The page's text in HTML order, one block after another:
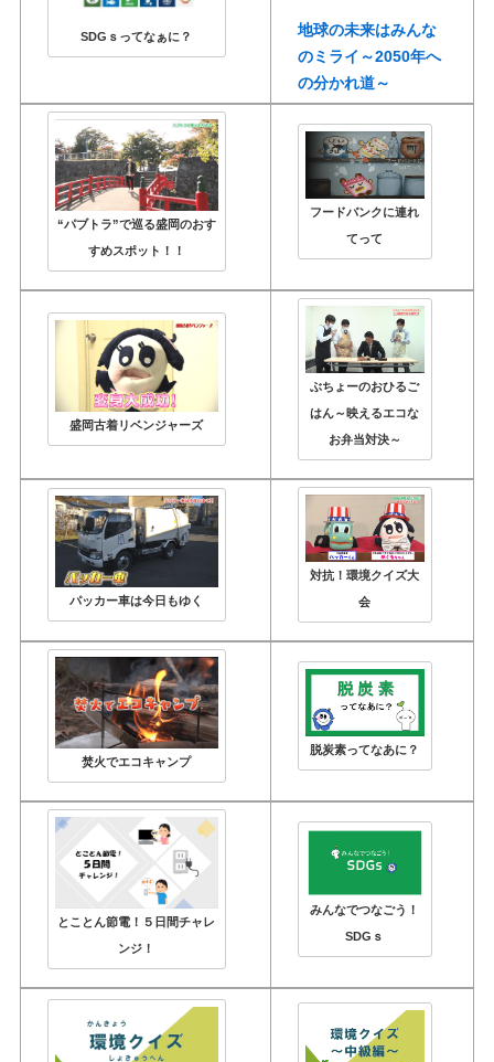
SDGｓってなぁに？
地球の未来はみんな
のミライ～2050年へ
の分かれ道～
“パブトラ”で巡る盛岡のおす
すめスポット！！
フードバンクに連れ
てって
盛岡古着リベンジャーズ
ぶちょーのおひるご
はん～映えるエコな
お弁当対決～
パッカー車は今日もゆく
対抗！環境クイズ大
会
焚火でエコキャンプ
脱炭素ってなあに？
とことん節電！５日間チャレ
ンジ！
みんなでつなごう！
SDGｓ